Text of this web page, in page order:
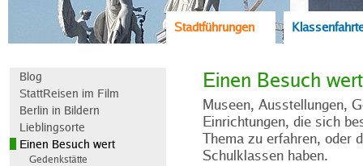
Stadtführungen
Blog
StattReisen im Film
Berlin in Bildern
Lieblingsorte
Einen Besuch wert
Gedenkstätte
Einen Besuch wert
Museen, Ausstellungen,
Einrichtungen, die sich
Thema zu erfahren, oder
Schulklassen haben.